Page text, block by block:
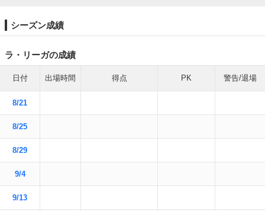
シーズン成績
ラ・リーガの成績
日付 出場時間 得点 PK 警告/退場
8/21
8/25
8/29
9/4
9/13